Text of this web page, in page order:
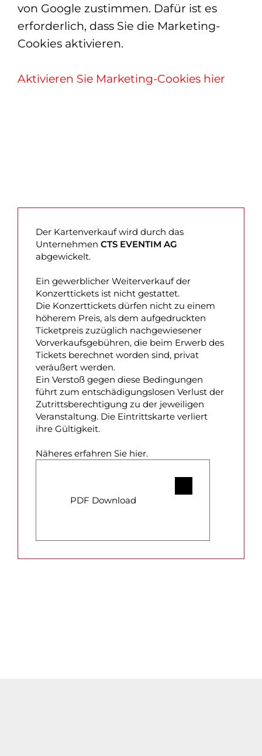
von Google zustimmen. Dafür ist es
erforderlich, dass Sie die Marketing-
Cookies aktivieren.
Aktivieren Sie Marketing-Cookies hier
Der Kartenverkauf wird durch das
Unternehmen CTS EVENTIM AG
abgewickelt.
Ein gewerblicher Weiterverkauf der
Konzerttickets ist nicht gestattet.
Die Konzerttickets dürfen nicht zu einem
höherem Preis, als dem aufgedruckten
Ticketpreis zuzüglich nachgewiesener
Vorverkaufsgebühren, die beim Erwerb des
Tickets berechnet worden sind, privat
veräußert werden.
Ein Verstoß gegen diese Bedingungen
führt zum entschädigungslosen Verlust der
Zutrittsberechtigung zu der jeweiligen
Veranstaltung. Die Eintrittskarte verliert
ihre Gültigkeit.
Näheres erfahren Sie hier.
PDF Download